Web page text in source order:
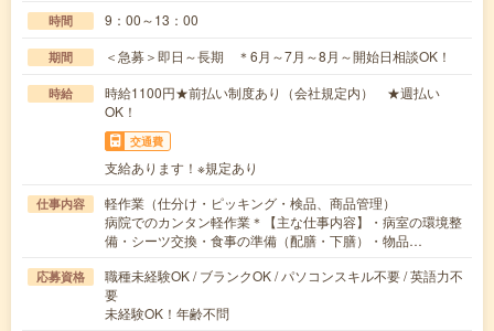
時間 9：00～13：00
期間 ＜急募＞即日～長期 ＊6月～7月～8月～開始日相談OK！
時給
時給1100円★前払い制度あり（会社規定内） ★週払い
OK！
交通費
支給あります！※規定あり
仕事内容
軽作業（仕分け・ピッキング・検品、商品管理）
病院でのカンタン軽作業＊【主な仕事内容】・病室の環境整
備・シーツ交換・食事の準備（配膳・下膳）・物品…
応募資格
職種未経験OK / ブランクOK / パソコンスキル不要 / 英語力不
要
未経験OK！年齢不問